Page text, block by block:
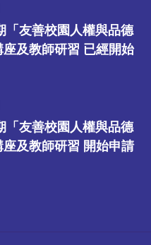
「友善校園人權與品德
及教師研習 已經開始
「友善校園人權與品德
及教師研習 開始申請